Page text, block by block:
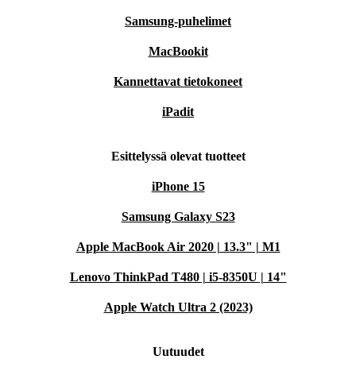
Samsung-puhelimet
MacBookit
Kannettavat tietokoneet
iPadit
Esittelyssä olevat tuotteet
iPhone 15
Samsung Galaxy S23
Apple MacBook Air 2020 | 13.3" | M1
Lenovo ThinkPad T480 | i5-8350U | 14"
Apple Watch Ultra 2 (2023)
Uutuudet